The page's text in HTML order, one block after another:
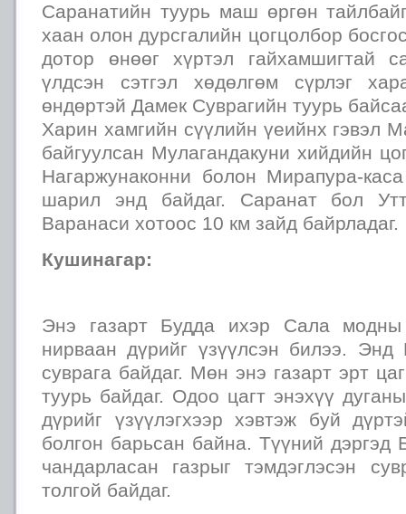
Саранатийн туурь маш өргөн
хаан олон дурсгалийн цогцолбор
дотор өнөөг хүртэл гайхамшигтай
үлдсэн сэтгэл хөдөлгөм сүрлэг
өндөртэй Дамек Суврагийн туурь
Харин хамгийн сүүлийн үеийнх гэвэл
байгуулсан Мулагандакуни хийдийн
Нагаржунаконни болон Мирапура-
шарил энд байдаг. Саранат бол
Варанаси хотоос 10 км зайд байрладаг.
Кушинагар:
Энэ газарт Будда ихэр Сала
нирваан дүрийг үзүүлсэн билээ. Энд
суврага байдаг. Мөн энэ газарт эрт
туурь байдаг. Одоо цагт энэхүү
дүрийг үзүүлэгхээр хэвтэж буй
болгон барьсан байна. Түүний дэргэд
чандарласан газрыг тэмдэглэсэн
толгой байдаг.